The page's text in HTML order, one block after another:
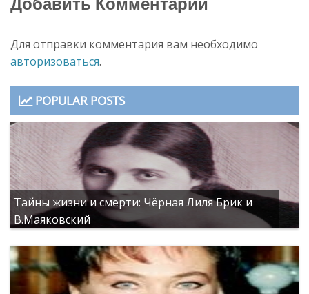
Для отправки комментария вам необходимо
авторизоваться.
POPULAR POSTS
Тайны жизни и смерти: Чёрная Лиля Брик и
В.Маяковский